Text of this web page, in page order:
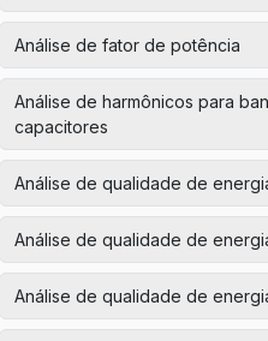
Análise de fator de potência
Análise de harmônicos para
capacitores
Análise de qualidade de
Análise de qualidade de
Análise de qualidade de